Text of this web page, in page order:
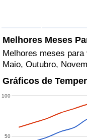
Melhores Meses
Melhores meses
Maio, Outubro,
Gráficos de
50
100